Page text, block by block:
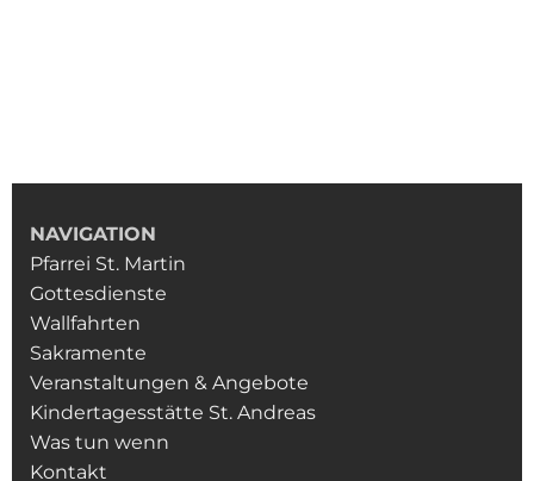
NAVIGATION
Pfarrei St. Martin
Gottesdienste
Wallfahrten
Sakramente
Veranstaltungen & Angebote
Kindertagesstätte St. Andreas
Was tun wenn
Kontakt